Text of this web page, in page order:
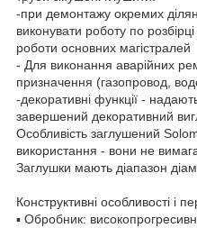
-при демонтажу окремих
виконувати роботу по
роботи основних магістралей
- Для виконання аварійних
призначення (газопровод,
-декоративні функції -
завершений декоративний
Особливість заглушений
використання - вони не
Заглушки мають діапазон
Конструктивні особливості і
▪ Обробник: